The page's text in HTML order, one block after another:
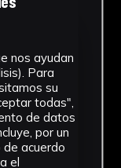
nos ayudan
Para
su
todas",
de datos
por un
acuerdo
el